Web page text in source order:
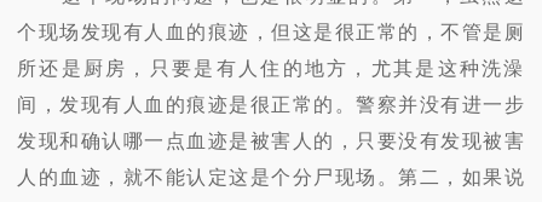
个现场发现有人血的痕迹，但这是很正常的，不管是厕
所还是厨房，只要是有人住的地方，尤其是这种洗澡
间，发现有人血的痕迹是很正常的。警察并没有进一步
发现和确认哪一点血迹是被害人的，只要没有发现被害
人的血迹，就不能认定这是个分尸现场。第二，如果说